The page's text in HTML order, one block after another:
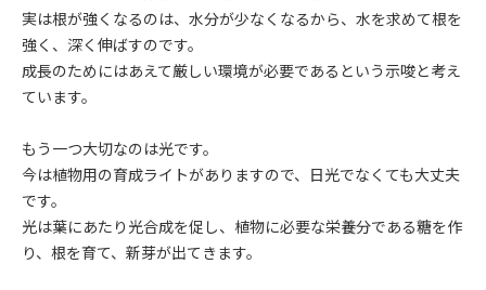
実は根が強くなるのは、水分が少なくなるから、水を求めて根を
強く、深く伸ばすのです。
成長のためにはあえて厳しい環境が必要であるという示唆と考え
ています。
もう一つ大切なのは光です。
今は植物用の育成ライトがありますので、日光でなくても大丈夫
です。
光は葉にあたり光合成を促し、植物に必要な栄養分である糖を作
り、根を育て、新芽が出てきます。